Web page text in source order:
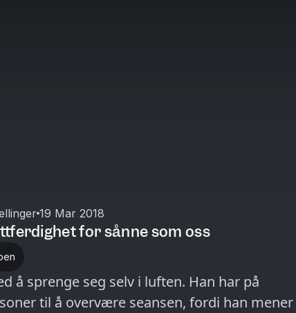
19 Mar 2018
for sånne som oss
å sprenge seg selv i luften. Han har på
til å overvære seansen, fordi han mener